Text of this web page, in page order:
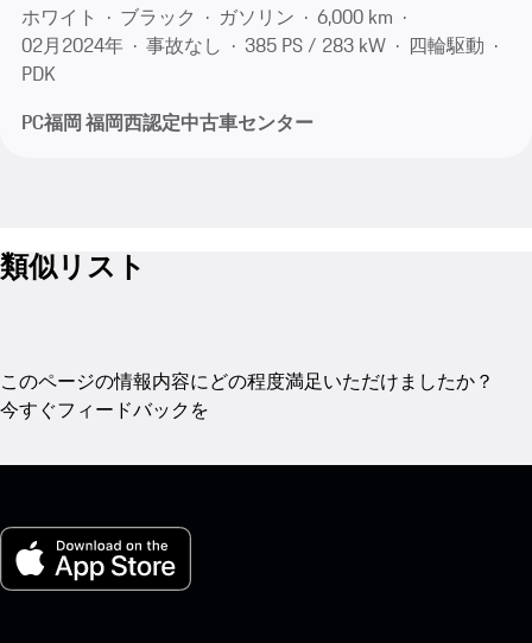
ホワイト
ブラック ガソリン
6,000 km
02月​2024年
事故なし 385 PS / 283 kW
四輪駆動
PDK
PC福岡 福岡西認定中古車センター
類似リスト
このページの情報内容にどの程度満足いただけましたか？
今すぐフィードバックを